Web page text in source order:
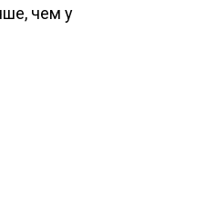
чем у